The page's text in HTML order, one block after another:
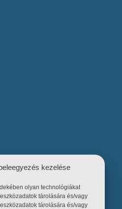
kezelése
olyan technológiákat
tárolására és/vagy
tárolására és/vagy